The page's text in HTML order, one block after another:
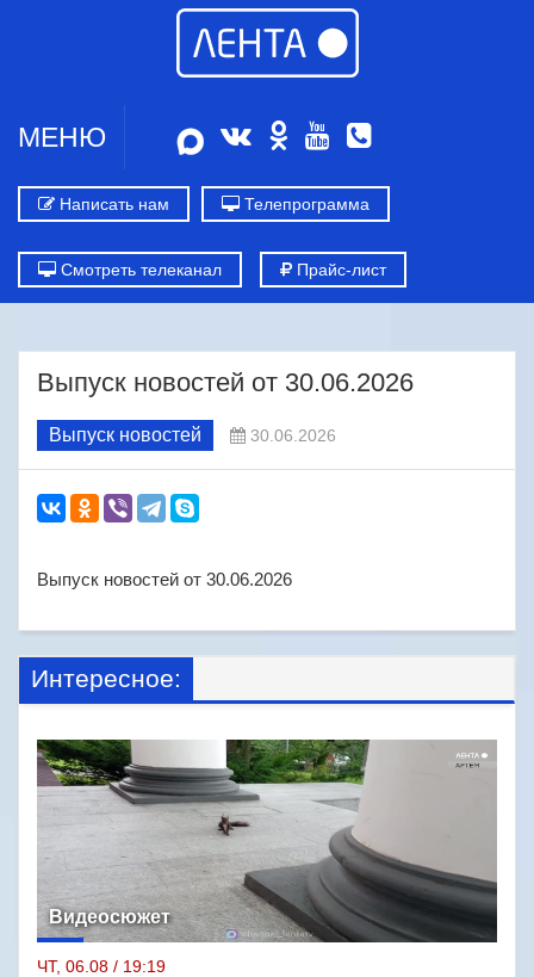
МЕНЮ
Написать нам Телепрограмма
Смотреть телеканал Прайс-лист
Выпуск новостей от 30.06.2026
Выпуск новостей 30.06.2026
Выпуск новостей от 30.06.2026
Интересное:
Видеосюжет
ЧТ, 06.08 / 19:19